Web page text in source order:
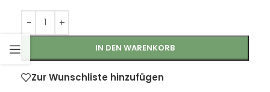
IN DEN WARENKORB
Zur Wunschliste hinzufügen